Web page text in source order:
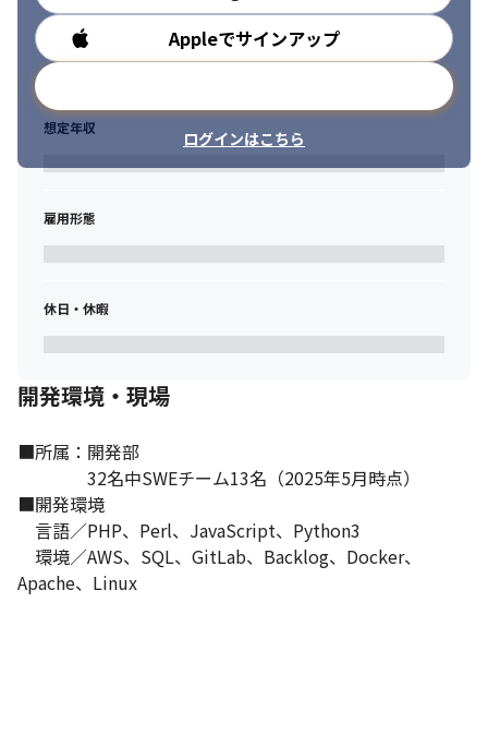
＜変更範囲＞
会社の定める範囲
【社内・部署の雰囲気】
・中途採用者も多く、年齢社歴問わず相談しアイデアを出し合え
る風通しの環境です。
【部署のワクを超えたチームで仕事】
発部がチームを組んで対応します。お客様が求める仕様や機能を
営業がヒアリングし、その課題をみんなで解決して、カタチにし
Appleでサインアップ
ログインはこちら
勤務時間
想定年収
雇用形態
休日・休暇
開発環境・現場
■所属：開発部
32名中SWEチーム13名（2025年5月時点）
■開発環境
言語／PHP、Perl、JavaScript、Python3
環境／AWS、SQL、GitLab、Backlog、Docker、
Apache、Linux